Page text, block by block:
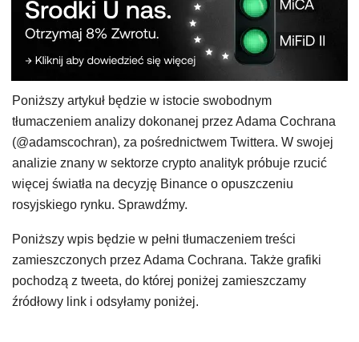
Poniższy artykuł będzie w istocie swobodnym
tłumaczeniem analizy dokonanej przez Adama Cochrana
(@adamscochran), za pośrednictwem Twittera. W swojej
analizie znany w sektorze crypto analityk próbuje rzucić
więcej światła na decyzję Binance o opuszczeniu
rosyjskiego rynku. Sprawdźmy.
Poniższy wpis będzie w pełni tłumaczeniem treści
zamieszczonych przez Adama Cochrana. Także grafiki
pochodzą z tweeta, do której poniżej zamieszczamy
źródłowy link i odsyłamy poniżej.